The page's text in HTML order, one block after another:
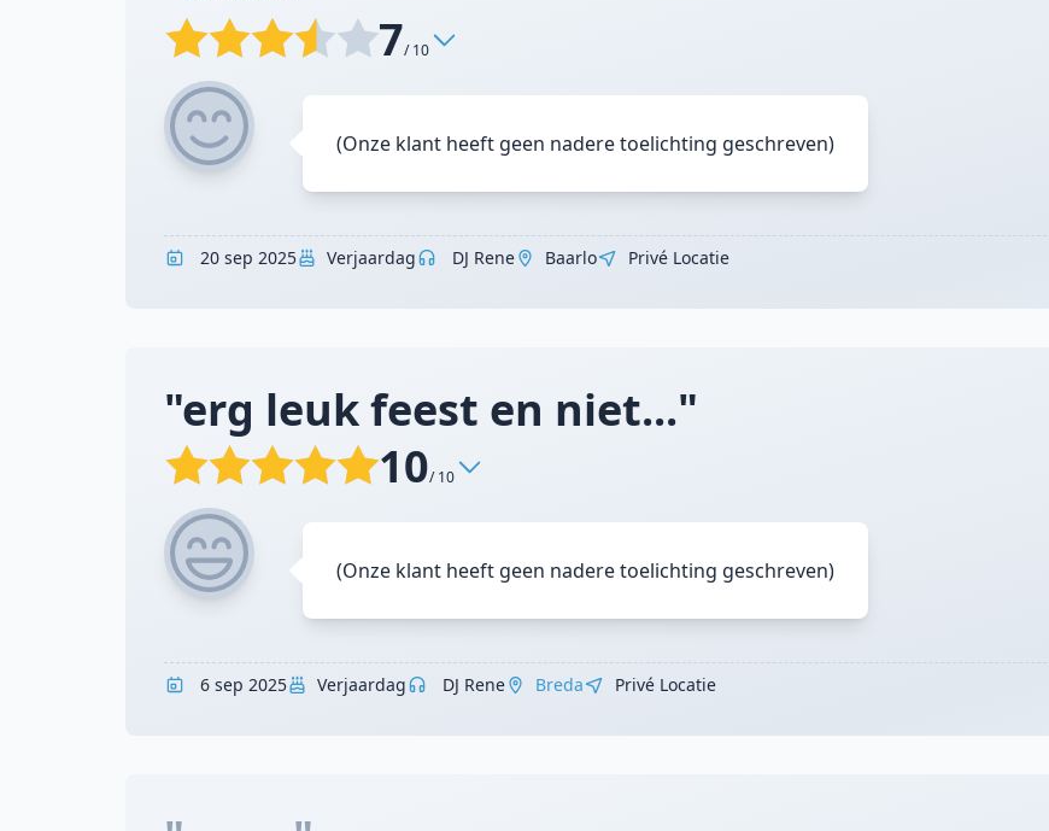
7/ 10
(Onze klant heeft geen nadere toelichting geschreven)
20 sep 2025 Verjaardag DJ Rene Baarlo Privé Locatie
"erg leuk feest en niet..."
10/ 10
(Onze klant heeft geen nadere toelichting geschreven)
6 sep 2025 Verjaardag DJ Rene Breda Privé Locatie